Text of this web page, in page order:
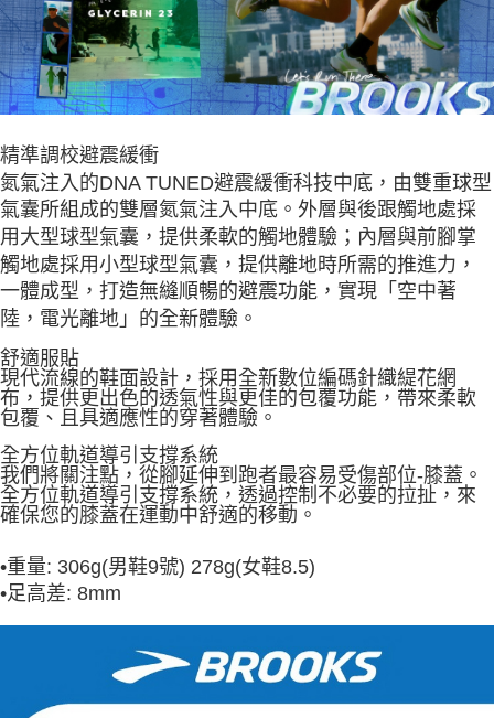
精準調校避震緩衝
氮氣注入的DNA TUNED避震緩衝科技中底，由雙重球型
氣囊所組成的雙層氮氣注入中底。外層與後跟觸地處採
用大型球型氣囊，提供柔軟的觸地體驗；內層與前腳掌
觸地處採用小型球型氣囊，提供離地時所需的推進力，
一體成型，打造無縫順暢的避震功能，實現「空中著
陸，電光離地」的全新體驗。
舒適服貼
現代流線的鞋面設計，採用全新數位編碼針織緹花網
布，提供更出色的透氣性與更佳的包覆功能，帶來柔軟
包覆、且具適應性的穿著體驗。
全方位軌道導引支撐系統
我們將關注點，從腳延伸到跑者最容易受傷部位-膝蓋。
全方位軌道導引支撐系統，透過控制不必要的拉扯，來
確保您的膝蓋在運動中舒適的移動。
•重量: 306g(男鞋9號) 278g(女鞋8.5)
•足高差: 8mm